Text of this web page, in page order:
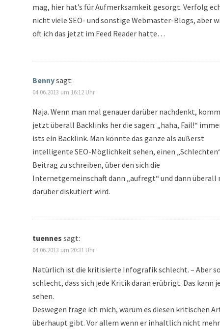
mag, hier hat’s für Aufmerksamkeit gesorgt. Verfolg
nicht viele SEO- und sonstige Webmaster-Blogs, aber
oft ich das jetzt im Feed Reader hatte…
Bennysagt:
04.06.2013 um 16:12 Uhr
Naja. Wenn man mal genauer darüber nachdenkt,
jetzt überall Backlinks her die sagen: „haha, Fail!“
ists ein Backlink. Man könnte das ganze als äußerst
intelligente SEO-Möglichkeit sehen, einen
Beitrag zu schreiben, über den sich die
Internetgemeinschaft dann „aufregt“ und dann überall
darüber diskutiert wird.
tuennes sagt:
04.06.2013 um 20:31 Uhr
Natürlich ist die kritisierte Infografik schlecht. – Aber
schlecht, dass sich jede Kritik daran erübrigt. Das kann
sehen.
Deswegen frage ich mich, warum es diesen kritischen
überhaupt gibt. Vor allem wenn er inhaltlich nicht